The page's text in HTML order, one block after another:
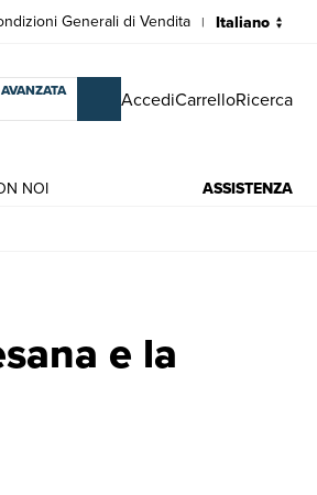
Generali di Vendita |
AccediCarrelloRicerca
NOI ASSISTENZA
e la
Aimo